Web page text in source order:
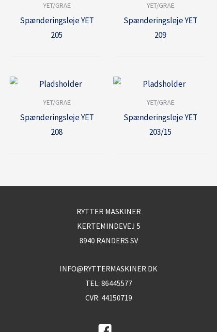
YET/GRAE
Spænderingsleje YET
205
YET/GRAE
Spænderingsleje YET
209
YET/GRAE
Spænderingsleje YET
208
YET/GRAE
Spænderingsleje YET
203/15
RYTTER MASKINER
KERTEMINDEVEJ 5
8940 RANDERS SV
INFO@RYTTERMASKINER.DK
TEL: 86445577
CVR: 44150719